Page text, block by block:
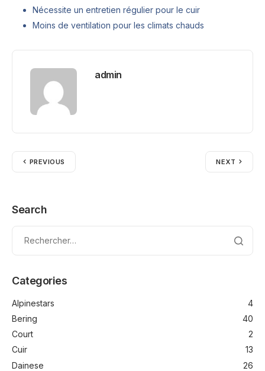
Nécessite un entretien régulier pour le cuir
Moins de ventilation pour les climats chauds
admin
PREVIOUS NEXT
Search
Categories
Alpinestars
4
Bering
40
Court
2
Cuir
13
Dainese
26